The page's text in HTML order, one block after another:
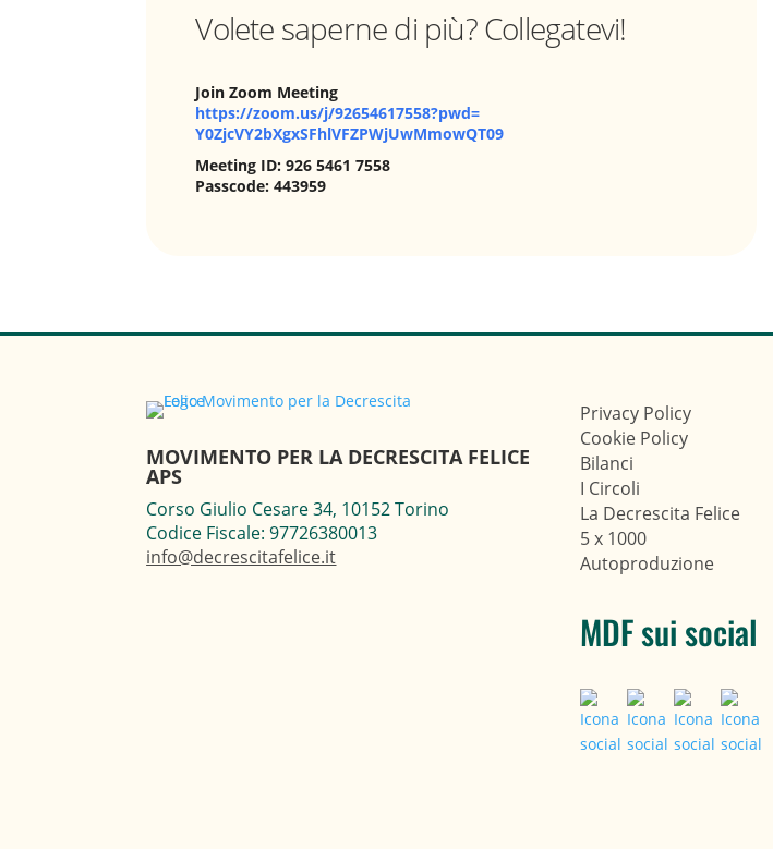
Volete saperne di più? Collegatevi!
Join Zoom Meeting
https://zoom.us/j/92654617558?pwd=
Y0ZjcVY2bXgxSFhlVFZPWjUwMmowQT09
Meeting ID: 926 5461 7558
Passcode: 443959
MOVIMENTO PER LA DECRESCITA FELICE
APS
Corso Giulio Cesare 34, 10152 Torino
Codice Fiscale: 97726380013
info@decrescitafelice.it
Privacy Policy
Cookie Policy
Bilanci
I Circoli
La Decrescita Felice
5 x 1000
Autoproduzione
MDF sui social